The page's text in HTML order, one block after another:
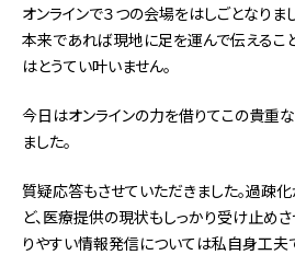
オンラインで３つの会場をはしごとなりま
本来であれば現地に足を運んで伝えるこ
はとうてい叶いません。
今日はオンラインの力を借りてこの貴重
ました。
質疑応答もさせていただきました。過疎
ど、医療提供の現状もしっかり受け止め
りやすい情報発信については私自身工夫